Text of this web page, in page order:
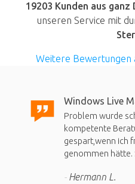
19203 Kunden aus ganz
unseren Service mit
Weitere Bewertungen
Windows Live
Problem wurde
kompetente
gespart,wenn ich
genommen hätte.
Hermann L.